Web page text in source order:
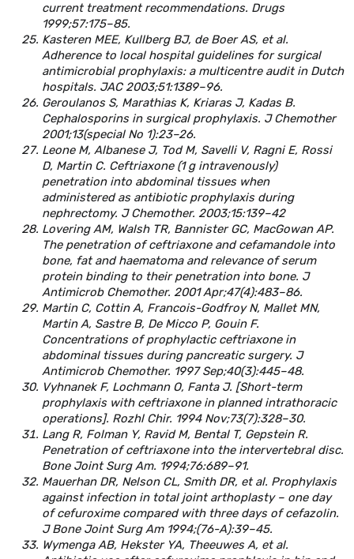
current treatment recommendations. Drugs
1999;57:175–85.
Kasteren MEE, Kullberg BJ, de Boer AS, et al.
Adherence to local hospital guidelines for surgical
antimicrobial prophylaxis: a multicentre audit in Dutch
hospitals. JAC 2003;51:1389–96.
Geroulanos S, Marathias K, Kriaras J, Kadas B.
Cephalosporins in surgical prophylaxis. J Chemother
2001;13(special No 1):23–26.
Leone M, Albanese J, Tod M, Savelli V, Ragni E, Rossi
D, Martin C. Ceftriaxone (1 g intravenously)
penetration into abdominal tissues when
administered as antibiotic prophylaxis during
nephrectomy. J Chemother. 2003;15:139–42
Lovering AM, Walsh TR, Bannister GC, MacGowan AP.
The penetration of ceftriaxone and cefamandole into
bone, fat and haematoma and relevance of serum
protein binding to their penetration into bone. J
Antimicrob Chemother. 2001 Apr;47(4):483–86.
Martin C, Cottin A, Francois-Godfroy N, Mallet MN,
Martin A, Sastre B, De Micco P, Gouin F.
Concentrations of prophylactic ceftriaxone in
abdominal tissues during pancreatic surgery. J
Antimicrob Chemother. 1997 Sep;40(3):445–48.
Vyhnanek F, Lochmann O, Fanta J. [Short-term
prophylaxis with ceftriaxone in planned intrathoracic
operations]. Rozhl Chir. 1994 Nov;73(7):328–30.
Lang R, Folman Y, Ravid M, Bental T, Gepstein R.
Penetration of ceftriaxone into the intervertebral disc.
Bone Joint Surg Am. 1994;76:689–91.
Mauerhan DR, Nelson CL, Smith DR, et al. Prophylaxis
against infection in total joint arthoplasty – one day
of cefuroxime compared with three days of cefazolin.
J Bone Joint Surg Am 1994;(76-A):39–45.
Wymenga AB, Hekster YA, Theeuwes A, et al.